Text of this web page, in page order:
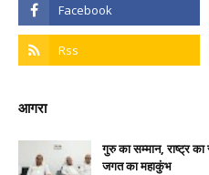
आगरा
गुरु का सम्मान, राष्ट्र का
जगत का महाकुंभ